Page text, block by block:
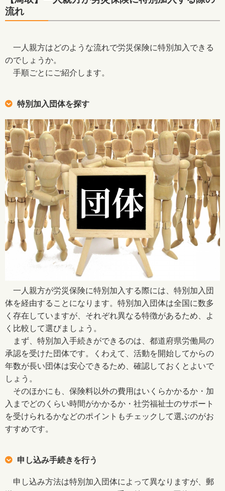
流れ
一人親方はどのような流れで労災保険に特別加入できる
のでしょうか。
手順ごとにご紹介します。
特別加入団体を探す
一人親方が労災保険に特別加入する際には、特別加入団
体を経由することになります。特別加入団体は全国に数多
く存在していますが、それぞれ異なる特徴があるため、よ
く比較して選びましょう。
まず、特別加入手続きができるのは、都道府県労働局の
承認を受けた団体です。くわえて、活動を開始してからの
年数が長い団体は安心できるため、確認しておくとよいで
しょう。
そのほかにも、保険料以外の費用はいくらかかるか・加
入までどのくらい時間がかかるか・社労福祉士のサポート
を受けられるかなどのポイントもチェックして選ぶのがお
すすめです。
申し込み手続きを行う
申し込み方法は特別加入団体によって異なりますが、郵